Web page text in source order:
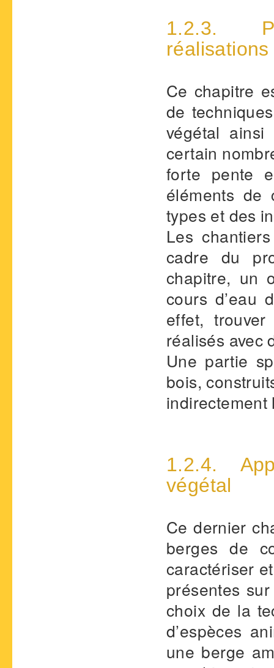
1.2.3.
réalisations
Ce chapitre
de
végétal
certain
forte pente
éléments de
types et des
Les
cadre du
chapitre, un
cours d’eau
effet,
réalisés avec
Une partie
bois,
indirectement
1.2.4.
végétal
Ce dernier
berges de
caractériser
présentes
choix de la
d’espèces
une berge